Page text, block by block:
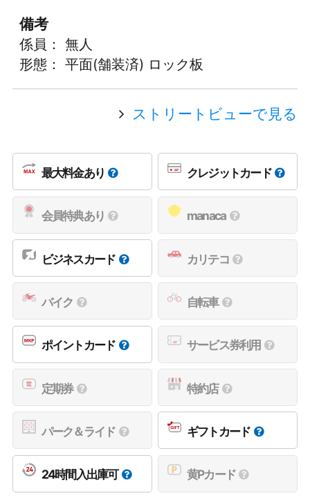
備考
係員： 無人
形態： 平面(舗装済) ロック板
ストリートビューで見る
最大料金あり クレジットカード
会員特典あり manaca
ビジネスカード カリテコ
バイク 自転車
ポイントカード サービス券利用
定期券 特約店
パーク＆ライド ギフトカード
24時間入出庫可 黄Pカード